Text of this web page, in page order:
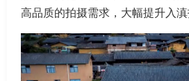
高品质的拍摄需求，大幅提升入滇